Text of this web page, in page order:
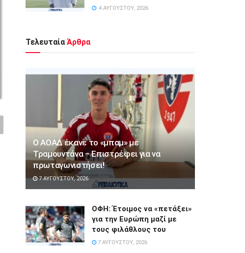
4 ΑΥΓΟΎΣΤΟΥ, 2026
Τελευταία Άρθρα
Ο ΑΟΑΔ έκανε το «μπαμ» με
Τραμουντάνα – Επιστρέφει για να
πρωταγωνιστήσει!
7 ΑΥΓΟΎΣΤΟΥ, 2026
ΟΦΗ: Έτοιμος να «πετάξει»
για την Ευρώπη μαζί με
τους φιλάθλους του
7 ΑΥΓΟΎΣΤΟΥ, 2026